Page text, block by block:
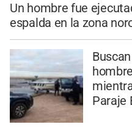
Un hombre fue
espalda en la zona
Paraje